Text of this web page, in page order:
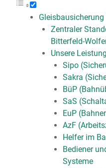
Zentraler
Bitterfeld-
Unsere
Sipo
Sakra
BüP
SaS
EuP
AzF
Helfer im
Bediener
Systeme